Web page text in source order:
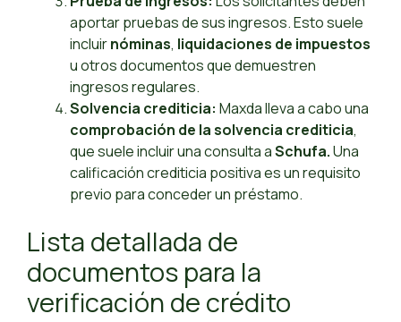
aportar pruebas de sus ingresos. Esto suele
incluirnóminas, liquidaciones de impuestos
u otros documentos que demuestren
ingresos regulares.
Solvencia crediticia: Maxda lleva a cabo una
comprobación de la solvencia crediticia,
que suele incluir una consulta aSchufa.Una
calificación crediticia positiva es un requisito
previo para conceder un préstamo.
Lista detallada de
documentos para la
verificación de crédito